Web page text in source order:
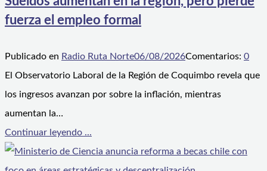
fuerza el empleo formal
Publicado en Radio Ruta Norte06/08/2026Comentarios: 0
El Observatorio Laboral de la Región de Coquimbo revela que
los ingresos avanzan por sobre la inflación, mientras
aumentan la…
Continuar leyendo ...